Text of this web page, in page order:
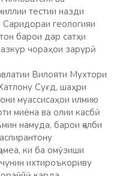
тестии назди
Саридораи геологияи
барои дар сатҳи
чораҳои зарурӣ
Вилояти Мухтори
Суғд, шаҳри
муассисаҳои илмию
миёна ва олии касбӣ
намуда, барои ҷалби
ки ба омӯзиши
ихтироъкориву